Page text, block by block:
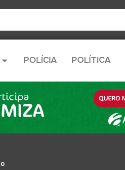
POLÍCIA POLÍTICA